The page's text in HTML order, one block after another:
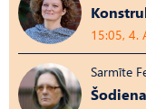
15:05, 4.
Sarmīte